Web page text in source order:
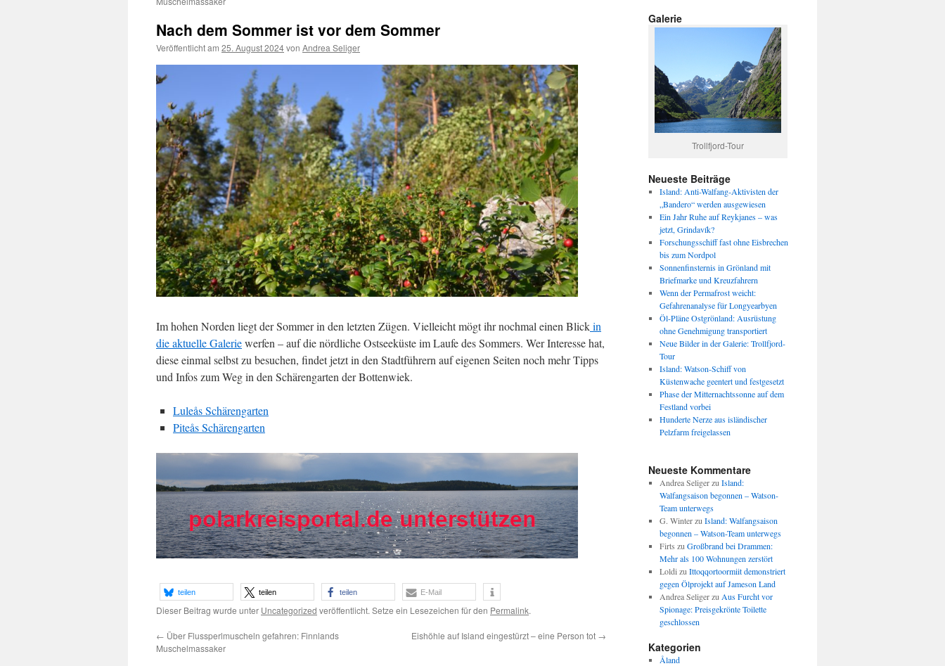
Nach dem Sommer ist vor dem Sommer
Veröffentlicht am 25. August 2024von Andrea Seliger
Im hohen Norden liegt der Sommer in den letzten Zügen. Vielleicht mögt ihr nochmal einen Blickin
die aktuelle Galeriewerfen – auf die nördliche Ostseeküste im Laufe des Sommers. Wer Interesse hat,
diese einmal selbst zu besuchen, findet jetzt in den Stadtführern auf eigenen Seiten noch mehr Tipps
und Infos zum Weg in den Schärengarten der Bottenwiek.
Luleås Schärengarten
Piteås Schärengarten
teilen teilen teilen E-Mail
Dieser Beitrag wurde unter Uncategorized veröffentlicht. Setze ein Lesezeichen für den Permalink.
← Über Flussperlmuscheln gefahren: Finnlands
Muschelmassaker
Eishöhle auf Island eingestürzt – eine Person tot →
Galerie
Trollfjord-Tour
Neueste Beiträge
Island: Anti-Walfang-Aktivisten der
„Bandero“ werden ausgewiesen
Ein Jahr Ruhe auf Reykjanes – was
jetzt, Grindavík?
Forschungsschiff fast ohne Eisbrechen
bis zum Nordpol
Sonnenfinsternis in Grönland mit
Briefmarke und Kreuzfahrern
Wenn der Permafrost weicht:
Gefahrenanalyse für Longyearbyen
Öl-Pläne Ostgrönland: Ausrüstung
ohne Genehmigung transportiert
Neue Bilder in der Galerie: Trollfjord-
Tour
Island: Watson-Schiff von
Küstenwache geentert und festgesetzt
Phase der Mitternachtssonne auf dem
Festland vorbei
Hunderte Nerze aus isländischer
Pelzfarm freigelassen
Neueste Kommentare
Andrea Seligerzu Island:
Walfangsaison begonnen – Watson-
Team unterwegs
G. Winterzu Island: Walfangsaison
begonnen – Watson-Team unterwegs
Firts zu Großbrand bei Drammen:
Mehr als 100 Wohnungen zerstört
Loldi zu Ittoqqortoormiit demonstriert
gegen Ölprojekt auf Jameson Land
Andrea Seligerzu Aus Furcht vor
Spionage: Preisgekrönte Toilette
geschlossen
Kategorien
Åland